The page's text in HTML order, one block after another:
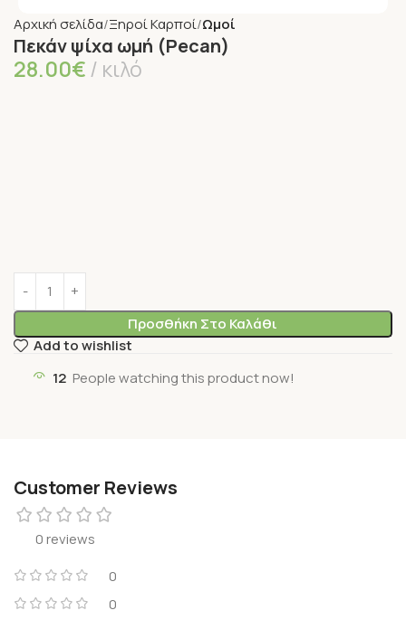
Αρχική σελίδα Ξηροί Καρποί Ωμοί
Πεκάν ψίχα ωμή (Pecan)
28.00€ κιλό
Προσθήκη Στο Καλάθι
Add to wishlist
12 People watching this product now!
Customer Reviews
0 reviews
0
0